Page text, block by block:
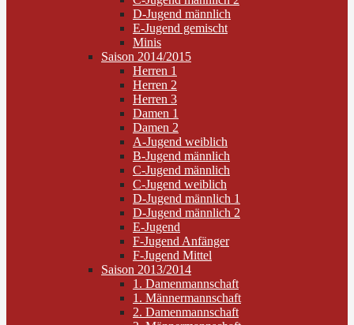
D-Jugend männlich
E-Jugend gemischt
Minis
Saison 2014/2015
Herren 1
Herren 2
Herren 3
Damen 1
Damen 2
A-Jugend weiblich
B-Jugend männlich
C-Jugend männlich
C-Jugend weiblich
D-Jugend männlich 1
D-Jugend männlich 2
E-Jugend
F-Jugend Anfänger
F-Jugend Mittel
Saison 2013/2014
1. Damenmannschaft
1. Männermannschaft
2. Damenmannschaft